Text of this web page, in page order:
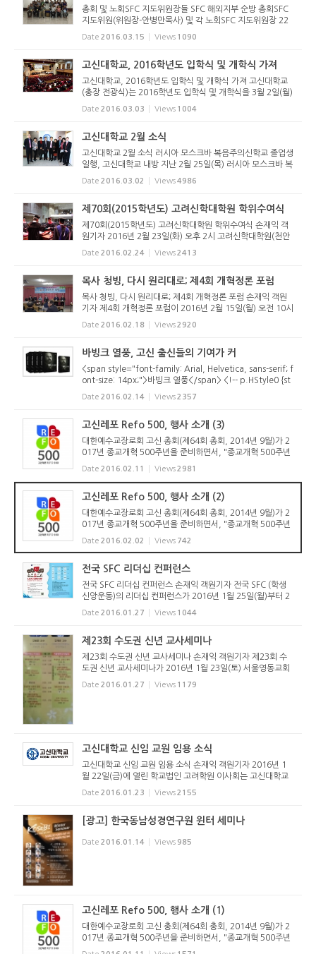
총회 및 노회SFC 지도위원장들 SFC 해외지부 순방 총회SFC
지도위원(위원장-안병만목사) 및 각 노회SFC 지도위원장 22
명이 3월 7(월)-11(금)까지 SFC 보홀지부를 방문했다. 보홀지
부는 2004년부터 필리핀에서 사역을 시작한 13년차 백현두
Date 2016.03.15 Views 1090
고신대학교, 2016학년도 입학식 및 개학식 가져
고신대학교, 2016학년도 입학식 및 개학식 가져 고신대학교
(총장 전광식)는 2016학년도 입학식 및 개학식을 3월 2일(월)
오전 11시 예음관에서 가졌다. 신입생은 학부 949명, 대학원
351명, 여자신학원 20명 총 1,320명이다. 외국인 신입생은
Date 2016.03.03 Views 1004
고신대학교 2월 소식
고신대학교 2월 소식 러시아 모스크바 복음주의신학교 졸업생
일행, 고신대학교 내방 지난 2월 25일(목) 러시아 모스크바 복
음주의신학교 졸업생 일행이 고신대학교(총장 전광식)를 방문
했다. 러시아 복음주의신학교 학장 조동석 선교사(총신대학교
Date 2016.03.02 Views4986
제70회(2015학년도) 고려신학대학원 학위수여식
제70회(2015학년도) 고려신학대학원 학위수여식 손재익 객
원기자 2016년 2월 23일(화) 오후 2시 고려신학대학원(천안
시 삼룡동 소재) 대강당에서는 제70회(2015학년도) 고려신학
대학원 학위수여식이 열렸다. 목회학석사(M. Div) 85명, 신
Date 2016.02.24 Views2413
목사 청빙, 다시 원리대로; 제4회 개혁정론 포럼
목사 청빙, 다시 원리대로; 제4회 개혁정론 포럼 손재익 객원
기자 제4회 개혁정론 포럼이 2016년 2월 15일(월) 오전 10시
부터 오후 4시까지 대구산성교회당(담임 황원하 목사)에서 열
렸다. 약 70여 명이 참석하여 성황을 이룬 가운데 “목사의 위
Date 2016.02.18 Views2920
바빙크 열풍, 고신 출신들의 기여가 커
<span style="font-family: Arial, Helvetica, sans-serif; f
ont-size: 14px;">바빙크 열풍</span> <!-- p.HStyle0 {st
yle-name:"바탕글"; margin-top:0.0pt; margin-bottom:
0.0pt; text-align:justify; text-indent:0.0pt; line-heigh
Date 2016.02.14 Views2357
고신레포 Refo 500, 행사 소개 (3)
대한예수교장로회 고신 총회(제64회 총회, 2014년 9월)가 2
017년 종교개혁 500주년을 준비하면서, "종교개혁 500주년
준비위원회"(위원장: 박영호 목사)를 구성하고 2015년 제65
회 총회에서 중요사업을 인준하였습니다. 이에 위 위원회의 주
요 사업을 다음과 ...
Date 2016.02.11 Views2981
고신레포 Refo 500, 행사 소개 (2)
대한예수교장로회 고신 총회(제64회 총회, 2014년 9월)가 2
017년 종교개혁 500주년을 준비하면서, "종교개혁 500주년
준비위원회"(위원장: 박영호 목사)를 구성하고 2015년 제65
회 총회에서 중요사업을 인준하였습니다. 이에 위 위원회의 주
Date 2016.02.02 Views 742
전국 SFC 리더십 컨퍼런스
전국 SFC 리더십 컨퍼런스 손재익 객원기자 전국 SFC (학생
신앙운동)의 리더십 컨퍼런스가 2016년 1월 25일(월)부터 2
9일(금)까지 고려신학대학원에서 열렸다. 전국, 지방, 지구,
교회, U, 학원의 위원 및 알돌, 그 외 참여를 희망하는 운동원
Date 2016.01.27 Views 1044
제23회 수도권 신년 교사세미나
제23회 수도권 신년 교사세미나 손재익 객원기자 제23회 수
도권 신년 교사세미나가 2016년 1월 23일(토) 서울영동교회
당과 서울영천교회당에서 분산 개최되었다. 매년 겨울에 진행
되는 수도권 신년 교사세미나는 수도권주일학교연합회협의회
Date 2016.01.27 Views 1179
고신대학교 신임 교원 임용 소식
고신대학교 신임 교원 임용 소식 손재익 객원기자 2016년 1
월 22일(금)에 열린 학교법인 고려학원 이사회는 고신대학교
신학과에 새로운 교원임용을 결정했다. 우병훈 박사와 채경락
박사로 각각 정년트랙과 비정년트랙 교수로 임용이 결정되었
Date 2016.01.23 Views2155
[광고] 한국동남성경연구원 윈터 세미나
Date 2016.01.14 Views 985
고신레포 Refo 500, 행사 소개 (1)
대한예수교장로회 고신 총회(제64회 총회, 2014년 9월)가 2
017년 종교개혁 500주년을 준비하면서, "종교개혁 500주년
준비위원회"(위원장: 박영호 목사)를 구성하고 2015년 제65